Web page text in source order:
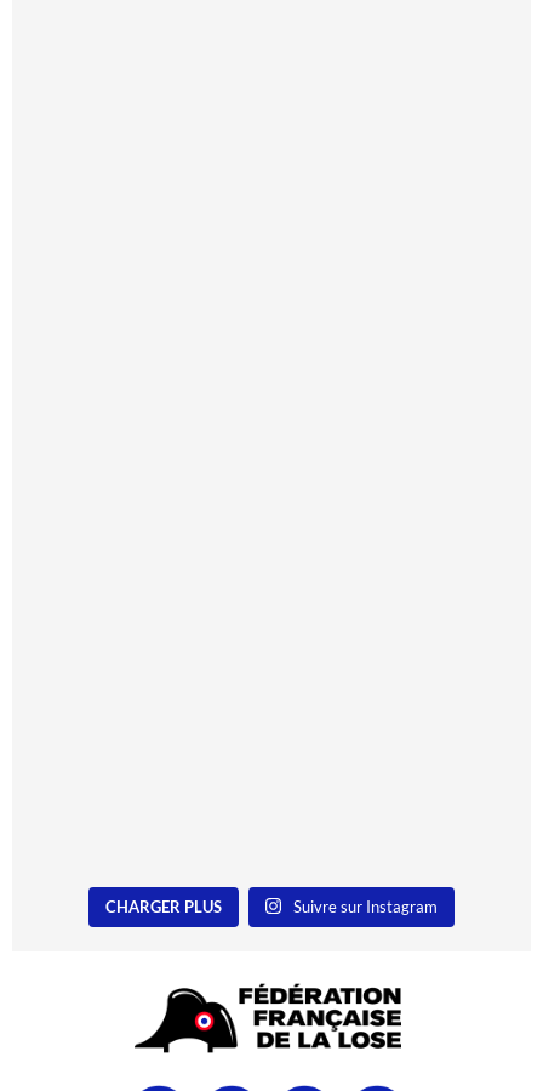
CHARGER PLUS Suivre sur Instagram